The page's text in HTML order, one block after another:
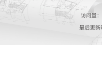
访问量：
最后更新